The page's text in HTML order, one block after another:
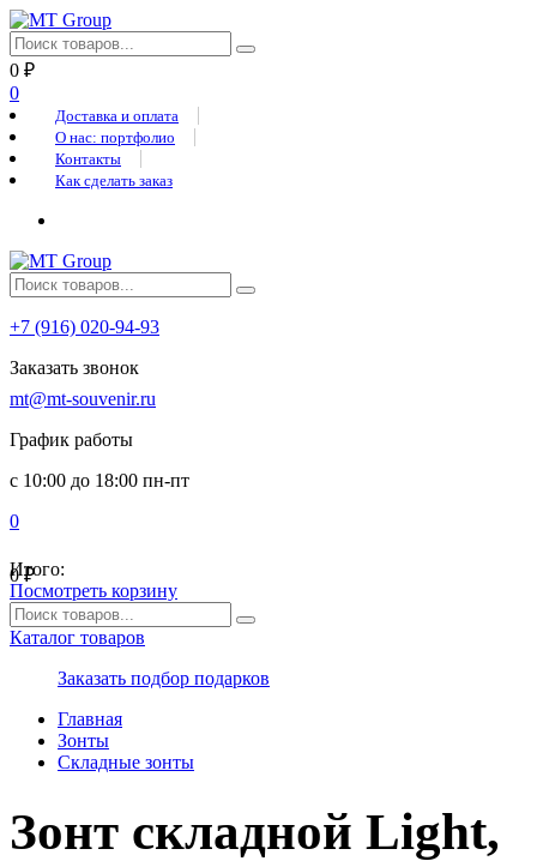
0 ₽
0
Доставка и оплата
О нас: портфолио
Контакты
Как сделать заказ
+7 (916) 020-94-93
Заказать звонок
mt@mt-souvenir.ru
График работы
с 10:00 до 18:00 пн-пт
0
0₽
Итого:
Посмотреть корзину
Каталог товаров
Заказать подбор подарков
Главная
Зонты
Складные зонты
Зонт складной Light,